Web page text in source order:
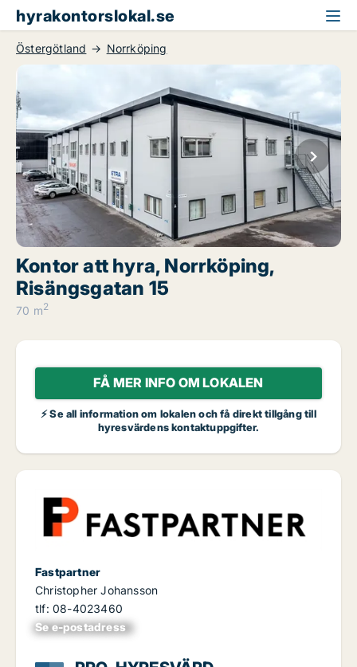
hyrakontorslokal.se
Östergötland Norrköping
Kontor att hyra, Norrköping,
Risängsgatan 15
70 m2
FÅ MER INFO OM LOKALEN
⚡ Se all information om lokalen och få direkt tillgång till
hyresvärdens kontaktuppgifter.
Fastpartner
Christopher Johansson
tlf: 08-4023460
Se e-postadress
xxxxxxxxxxxxxxx